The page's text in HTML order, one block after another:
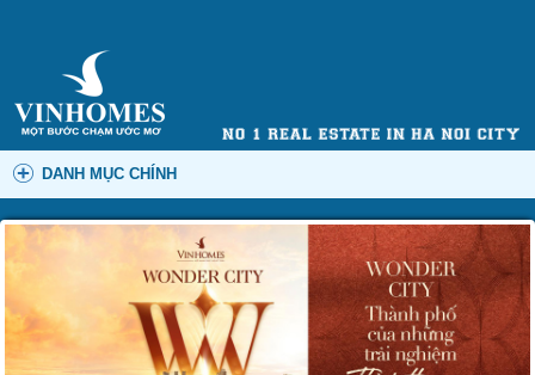
DANH MỤC CHÍNH